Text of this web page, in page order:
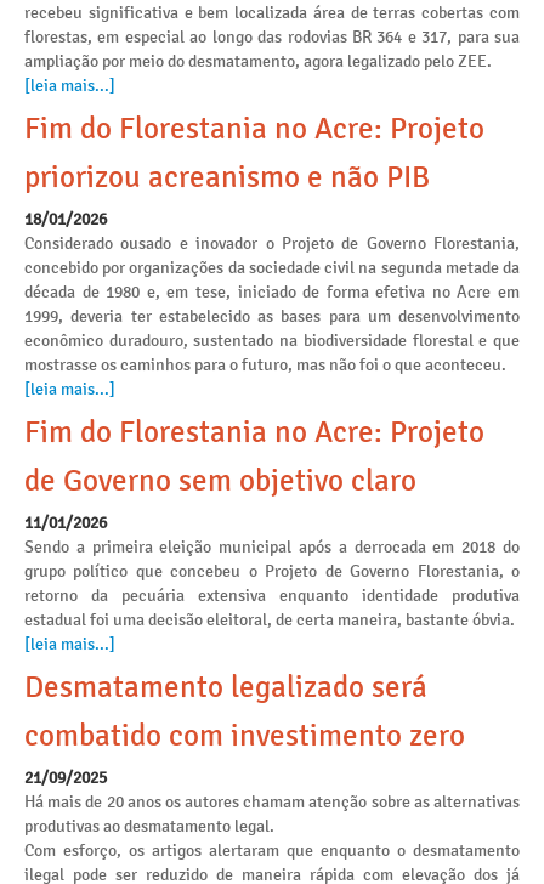
recebeu significativa e bem localizada área de terras cobertas com
florestas, em especial ao longo das rodovias BR 364 e 317, para sua
ampliação por meio do desmatamento, agora legalizado pelo ZEE.
[leia mais...]
Fim do Florestania no Acre: Projeto
priorizou acreanismo e não PIB
18/01/2026
Considerado ousado e inovador o Projeto de Governo Florestania,
concebido por organizações da sociedade civil na segunda metade da
década de 1980 e, em tese, iniciado de forma efetiva no Acre em
1999, deveria ter estabelecido as bases para um desenvolvimento
econômico duradouro, sustentado na biodiversidade florestal e que
mostrasse os caminhos para o futuro, mas não foi o que aconteceu.
[leia mais...]
Fim do Florestania no Acre: Projeto
de Governo sem objetivo claro
11/01/2026
Sendo a primeira eleição municipal após a derrocada em 2018 do
grupo político que concebeu o Projeto de Governo Florestania, o
retorno da pecuária extensiva enquanto identidade produtiva
estadual foi uma decisão eleitoral, de certa maneira, bastante óbvia.
[leia mais...]
Desmatamento legalizado será
combatido com investimento zero
21/09/2025
Há mais de 20 anos os autores chamam atenção sobre as alternativas
produtivas ao desmatamento legal.
Com esforço, os artigos alertaram que enquanto o desmatamento
ilegal pode ser reduzido de maneira rápida com elevação dos já